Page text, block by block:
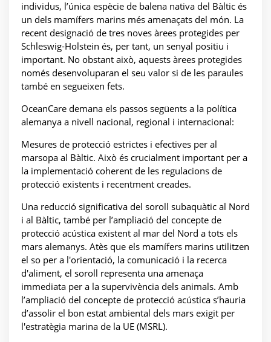
individus, l’única espècie de balena nativa del Bàltic és
un dels mamífers marins més amenaçats del món. La
recent designació de tres noves àrees protegides per
Schleswig-Holstein és, per tant, un senyal positiu i
important. No obstant això, aquests àrees protegides
només desenvoluparan el seu valor si de les paraules
també en segueixen fets.
OceanCare demana els passos següents a la política
alemanya a nivell nacional, regional i internacional:
Mesures de protecció estrictes i efectives per al
marsopa al Bàltic. Això és crucialment important per a
la implementació coherent de les regulacions de
protecció existents i recentment creades.
Una reducció significativa del soroll subaquàtic al Nord
i al Bàltic, també per l’ampliació del concepte de
protecció acústica existent al mar del Nord a tots els
mars alemanys. Atès que els mamífers marins utilitzen
el so per a l'orientació, la comunicació i la recerca
d'aliment, el soroll representa una amenaça
immediata per a la supervivència dels animals. Amb
l’ampliació del concepte de protecció acústica s’hauria
d’assolir el bon estat ambiental dels mars exigit per
l'estratègia marina de la UE (MSRL).